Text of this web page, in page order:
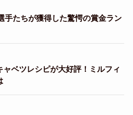
手たちが獲得した驚愕の賞金ラン
ャベツレシピが大好評！ミルフィ